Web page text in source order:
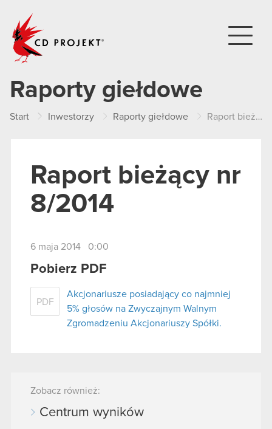
Raporty giełdowe
Start Inwestorzy Raporty giełdowe Raport bieżący nr 8/2014
Raport bieżący nr
8/2014
6 maja 2014 0:00
Pobierz PDF
PDF
Akcjonariusze posiadający co najmniej
5% głosów na Zwyczajnym Walnym
Zgromadzeniu Akcjonariuszy Spółki.
Zobacz również:
Centrum wyników